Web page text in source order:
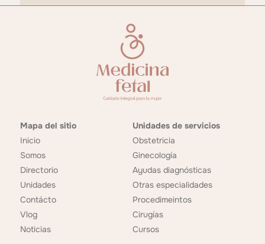
Mapa del sitio
Inicio
Somos
Directorio
Unidades
Contácto
Vlog
Noticias
Unidades de servicios
Obstetricia
Ginecología
Ayudas diagnósticas
Otras especialidades
Procedimeintos
Cirugías
Cursos